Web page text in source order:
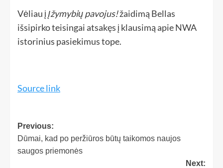
Vėliau į Įžymybių pavojus!žaidimą Bellas
išsipirko teisingai atsakęs į klausimą apie NWA
istorinius pasiekimus tope.
Source link
Previous:
Dūmai, kad po peržiūros būtų taikomos naujos
saugos priemonės
Next: